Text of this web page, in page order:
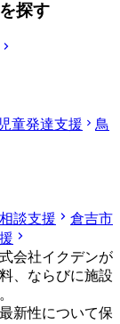
探す
童発達支援
鳥
談支援
倉吉市
会社イクデンが
、ならびに施設
新性について保